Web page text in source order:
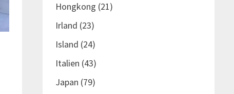
Hongkong (21)
Irland (23)
Island (24)
Italien (43)
Japan (79)